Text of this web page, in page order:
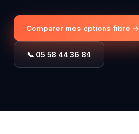
Comparer mes options fibre →
📞 05 58 44 36 84